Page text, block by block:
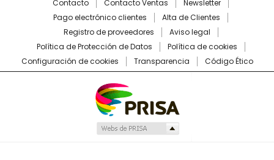
Contacto Contacto Ventas
Newsletter
Pago electrónico clientes
Alta de Clientes
Registro de proveedores
Aviso legal
Política de Protección de Datos
Política de cookies
Configuración de cookies
Transparencia Código Ético